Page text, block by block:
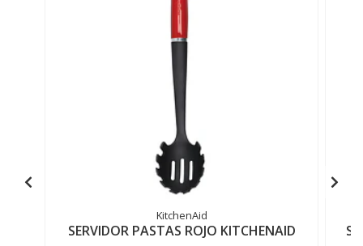
KitchenAid
SERVIDOR PASTAS ROJO KITCHENAID